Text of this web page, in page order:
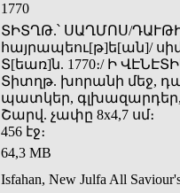
1770
ՏԻՏՂԹ.՝ ՍԱՂՄՈՍ/
հայրապեու[թ]ե[ան]/
Տ[եառ]ն. 1770։/ Ի
Տիտղթ. խորանի մեջ,
պատկեր,
Շարվ. չափը 8x4,7 սմ։
456 էջ։
64,3 MB
Isfahan, New Julfa All